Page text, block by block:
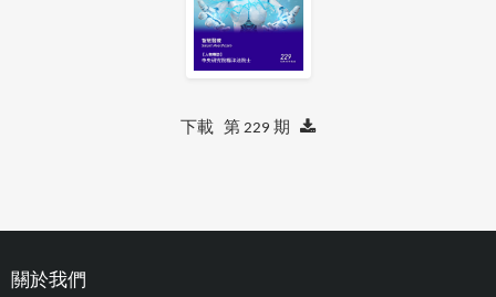
下載 第 229 期
關於我們